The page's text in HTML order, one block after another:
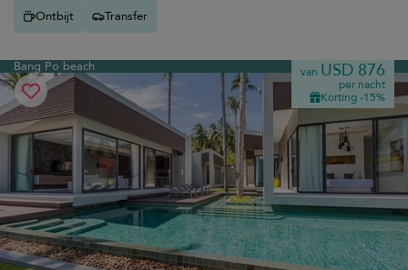
Ontbijt Transfer
Bang Po beach van USD 876
per nacht
Korting -15%